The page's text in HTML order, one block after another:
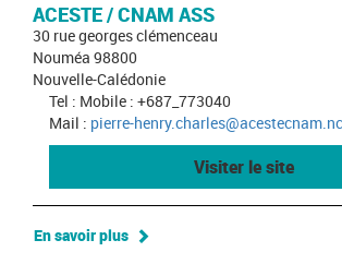
ACESTE / CNAM ASS
30 rue georges clémenceau
Nouméa 98800
Nouvelle-Calédonie
Tel : Mobile : +687_773040
Mail : pierre-henry.charles@acestecnam.nc
Visiter le site
En savoir plus